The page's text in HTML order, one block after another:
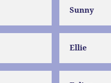
Sunny
Ellie